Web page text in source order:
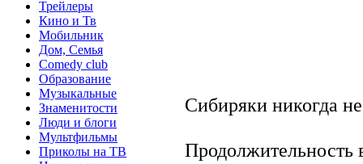
Трейлеры
Кино и Тв
Мобильник
Дом, Семья
Comedy club
Образование
Музыкальные
Знаменитости
Люди и блоги
Мультфильмы
Приколы на ТВ
Сибиряки никогда
Продолжительность